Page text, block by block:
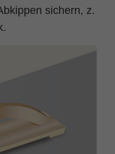
sichern, z.